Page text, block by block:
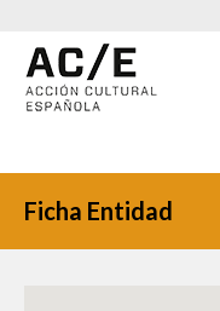
Ficha Entidad